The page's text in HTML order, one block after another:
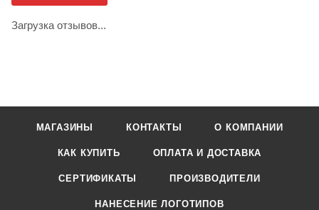
Загрузка отзывов...
МАГАЗИНЫ КОНТАКТЫ О КОМПАНИИ
КАК КУПИТЬ ОПЛАТА И ДОСТАВКА
СЕРТИФИКАТЫ ПРОИЗВОДИТЕЛИ
НАНЕСЕНИЕ ЛОГОТИПОВ